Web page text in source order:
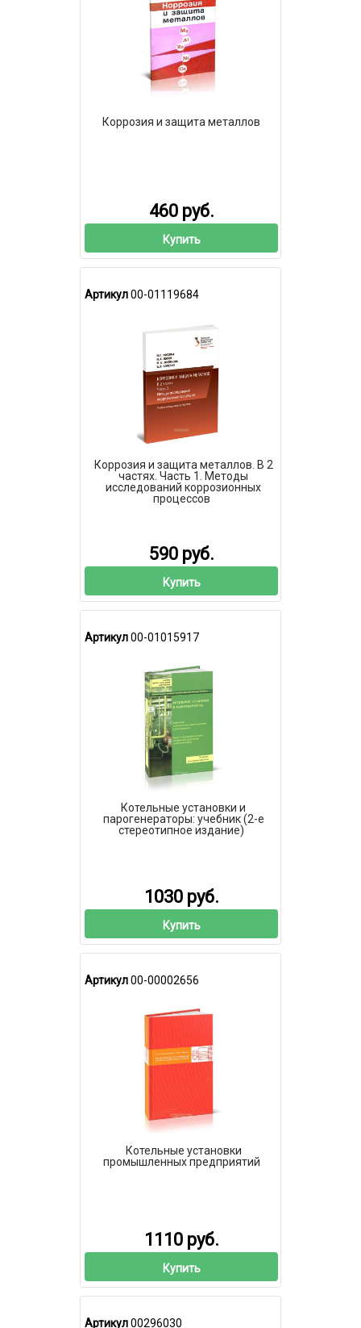
Коррозия и защита металлов
460 руб.
Купить
Артикул00-01119684
Коррозия и защита металлов. В 2
частях. Часть 1. Методы
исследований коррозионных
процессов
590 руб.
Купить
Артикул00-01015917
Котельные установки и
парогенераторы: учебник (2-е
стереотипное издание)
1030 руб.
Купить
Артикул00-00002656
Котельные установки
промышленных предприятий
1110 руб.
Купить
Артикул00296030